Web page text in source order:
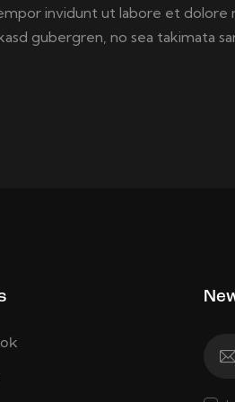
invidunt ut labore et dolore
gubergren, no sea takimata